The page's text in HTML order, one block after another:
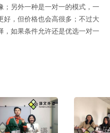
；另外一种是一对一的模式，一
，但价格也会高很多；不过大
，如果条件允许还是优选一对一